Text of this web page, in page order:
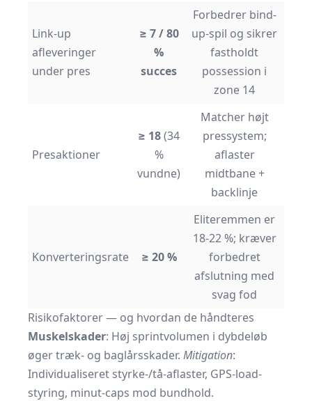
Link-up
afleveringer
under pres
≥ 7 / 80
%
succes
Forbedrer bind-
up-spil og sikrer
fastholdt
possession i
zone 14
Presaktioner
≥ 18(34
%
vundne)
Matcher højt
pressystem;
aflaster
midtbane +
backlinje
Konverteringsrate ≥ 20 %
Eliteremmen er
18-22 %; kræver
forbedret
afslutning med
svag fod
Risikofaktorer — og hvordan de håndteres
Muskelskader: Høj sprintvolumen i dybdeløb
øger træk- og baglårsskader. Mitigation:
Individualiseret styrke-/tå-aflaster, GPS-load-
styring, minut-caps mod bundhold.